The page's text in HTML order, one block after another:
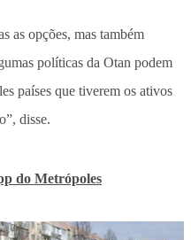
as opções, mas também
políticas da Otan podem
países que tiverem os ativos
disse.
do Metrópoles